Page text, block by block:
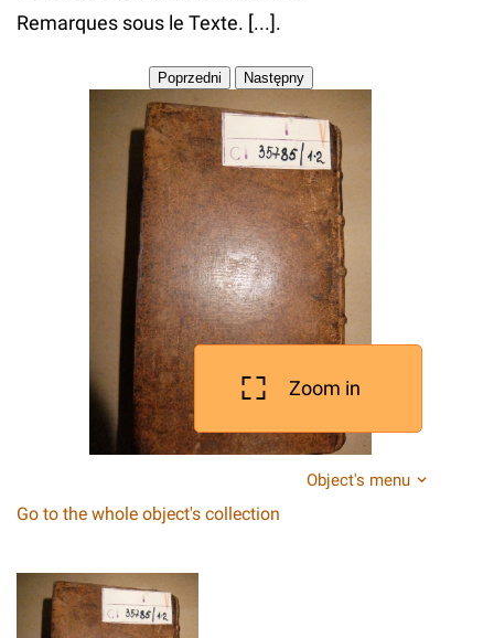
Remarques sous le Texte. [...].
Zoom in
Object's menu
Go to the whole object's collection